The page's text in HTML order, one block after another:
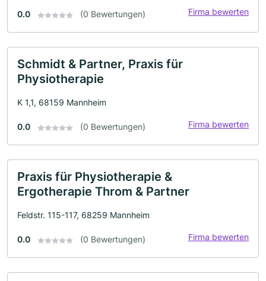
0.0 (0 Bewertungen) Firma bewerten
Schmidt & Partner, Praxis für
Physiotherapie
K 1,1, 68159 Mannheim
0.0 (0 Bewertungen) Firma bewerten
Praxis für Physiotherapie &
Ergotherapie Throm & Partner
Feldstr. 115-117, 68259 Mannheim
0.0 (0 Bewertungen) Firma bewerten